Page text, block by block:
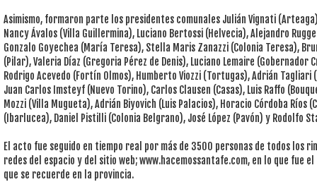
Asimismo, formaron parte los presidentes comunales Julián Vignati
Nancy Ávalos (Villa Guillermina), Luciano Bertossi (Helvecia), Alejandro
Gonzalo Goyechea (María Teresa), Stella Maris Zanazzi (Colonia Teresa),
(Pilar), Valeria Díaz (Gregoria Pérez de Denis), Luciano Lemaire (Gobernador
Rodrigo Acevedo (Fortín Olmos), Humberto Viozzi (Tortugas), Adrián Tagliari
Juan Carlos Imsteyf (Nuevo Torino), Carlos Clausen (Casas), Luis Raffo
Mozzi (Villa Mugueta), Adrián Biyovich (Luis Palacios), Horacio Córdoba Ríos
(Ibarlucea), Daniel Pistilli (Colonia Belgrano), José López (Pavón) y Rodolfo
El acto fue seguido en tiempo real por más de 3500 personas de todos los
redes del espacio y del sitio web; www.hacemossantafe.com, en lo que fue
que se recuerde en la provincia.